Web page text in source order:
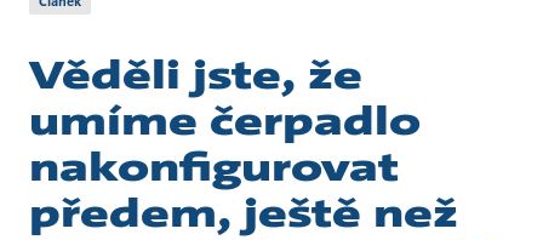
Věděli jste, že
umíme čerpadlo
nakonfigurovat
předem, ještě než